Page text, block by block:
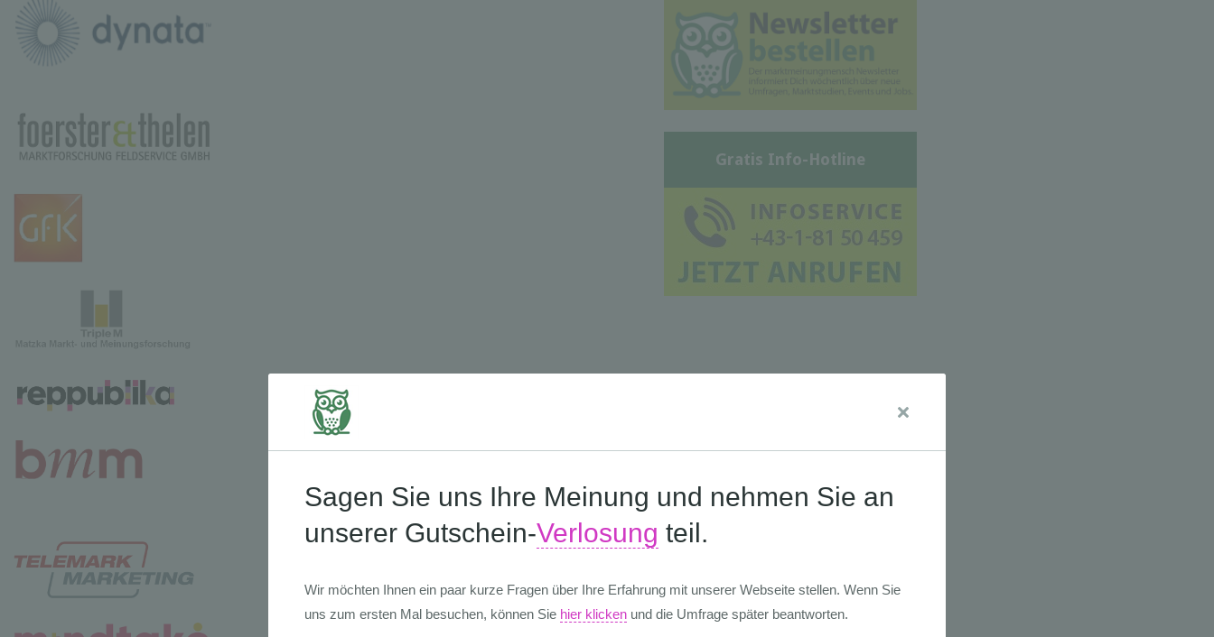
Gratis Info-Hotline